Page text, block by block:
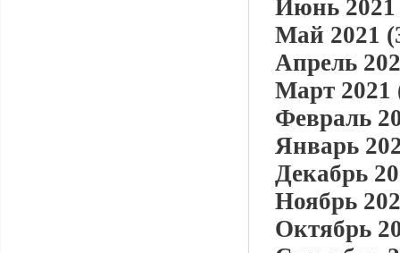
Июнь 2021
Май 2021
Апрель
Март 2021
Февраль
Январь
Декабрь
Ноябрь
Октябрь